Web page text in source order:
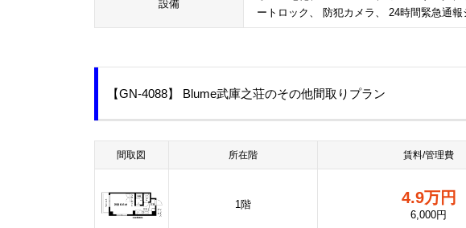
設備
ートロック、 防犯カメラ、 24時間緊急通報
【GN-4088】 Blume武庫之荘のその他間取りプラン
間取図 所在階 賃料/管理費
1階 4.9万円
6,000円